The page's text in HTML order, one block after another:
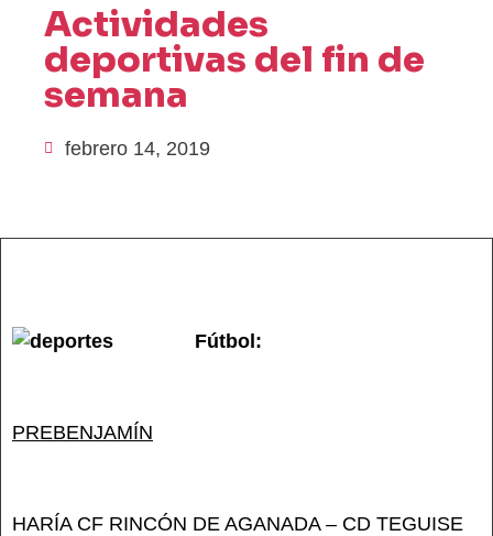
Actividades
deportivas del fin de
semana
febrero 14, 2019
Fútbol:
PREBENJAMÍN
HARÍA CF RINCÓN DE AGANADA – CD TEGUISE